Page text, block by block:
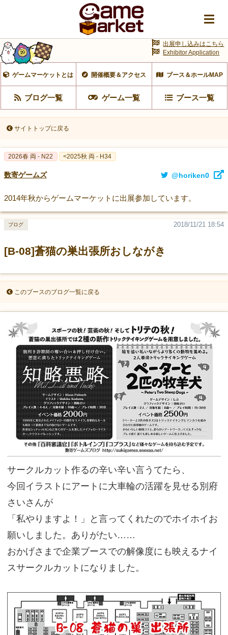
ゲームマーケットとは 開催概要＆アクセス ブース＆ホールMAP
ブログ一覧 ゲーム一覧 ブース一覧
出展申し込みはこちら
Exhibitor Application
サイトトップに戻る
2026春 両 - N22 <2025秋 両 - H34
数寄ゲームズ @horiken0
2014年秋からゲームマーケットに出展参加しています。
[B-08]蒼猫の巣出張所おしながき
2018/11/21 18:54
ブログ
このブースのブログ一覧に戻る
サークルカット作るの辛い辛い言うてたら、
今回イラストにアートに大車輪の活躍を見せる別府
さいさんが
「私やりますよ！」と言ってくれたのでホイホイお
願いしました。ありがたい……
おかげさまで企業ブースでの解像度にも映えるナイ
スサークルカットになりました。